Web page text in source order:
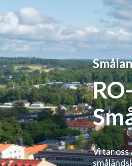
Vi tar oss